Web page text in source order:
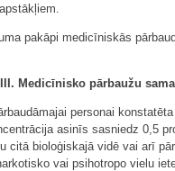
pakāpi medicīniskās
III. Medicīnisko pārbaužu
personai
asinīs sasniedz 0,5
citā bioloģiskajā vidē vai arī
vai psihotropo vielu